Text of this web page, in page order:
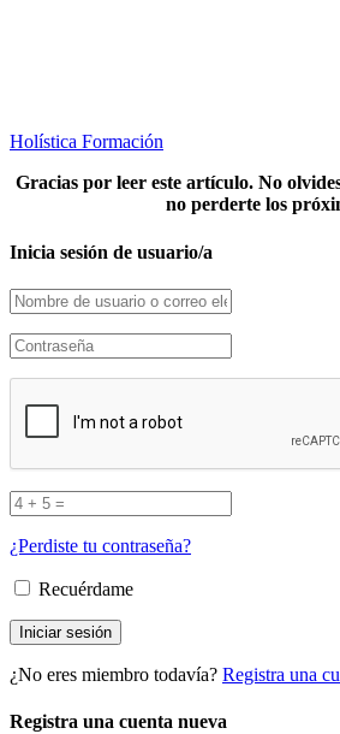
Holística Formación
Gracias por leer este artículo. No
no perderte los
Inicia sesión de usuario/a
¿Perdiste tu contraseña?
Recuérdame
¿No eres miembro todavía? Registra una
Registra una cuenta nueva